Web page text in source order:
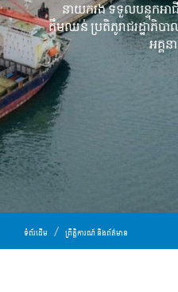
នាយករង ទទួលបន្ទុកអា
គឹមឈន់ ប្រតិភូរាជរដ្ឋាភិបា
អគ្គន
ទំព័រដើម ព្រឹត្តិការណ៍ និងព័ត៌មាន